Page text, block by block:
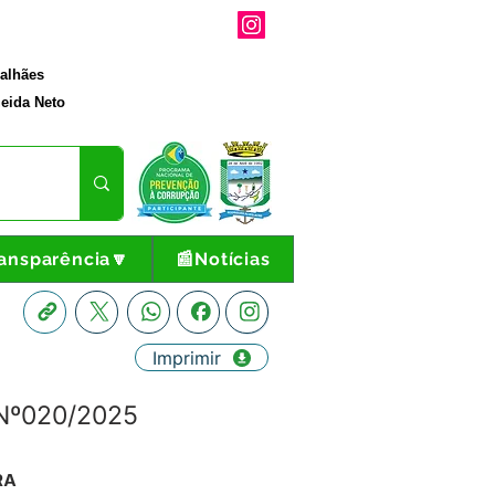
Neto
📰Notícias
2025
Imprimir